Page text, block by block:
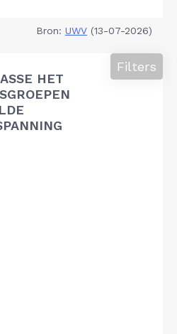
Bron: UWV (13-07-2026)
HET
Filters